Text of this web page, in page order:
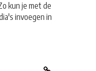
kun je met de
invoegen in